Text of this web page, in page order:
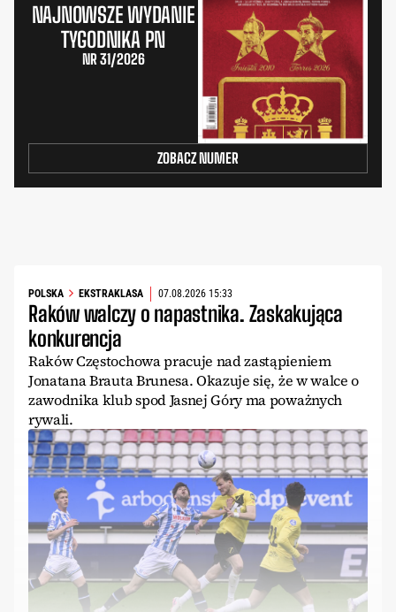
NAJNOWSZE WYDANIE
TYGODNIKA PN
NR 31/2026
ZOBACZ NUMER
POLSKA EKSTRAKLASA 07.08.2026 15:33
Raków walczy o napastnika. Zaskakująca
konkurencja
Raków Częstochowa pracuje nad zastąpieniem
Jonatana Brauta Brunesa. Okazuje się, że w walce o
zawodnika klub spod Jasnej Góry ma poważnych
rywali.